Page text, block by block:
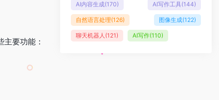
要功能：
AI内容生成(170) AI写作工具(144)
自然语言处理(126) 图像生成(122)
聊天机器人 (121) AI写作(110)